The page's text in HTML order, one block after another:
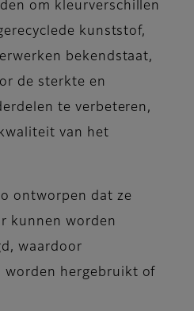
om kleurverschillen
kunststof,
bekendstaat,
de sterkte en
te verbeteren,
van het
ontworpen dat ze
kunnen worden
waardoor
worden hergebruikt of